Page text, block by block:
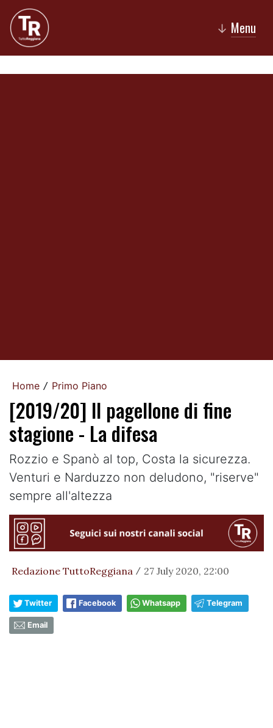
↓ Menu
Home / Primo Piano
[2019/20] Il pagellone di fine
stagione - La difesa
Rozzio e Spanò al top, Costa la sicurezza.
Venturi e Narduzzo non deludono, "riserve"
sempre all'altezza
Redazione TuttoReggiana / 27 July 2020, 22:00
Twitter Facebook Whatsapp Telegram
Email